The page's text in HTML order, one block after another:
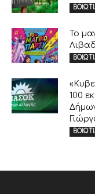
Το
100